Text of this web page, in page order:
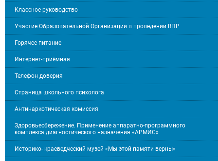
Классное руководство
Участие Образовательной Организации в проведении ВПР
Горячее питание
Интернет-приёмная
Телефон доверия
Страница школьного психолога
Антинаркотическая комиссия
Здоровьесбережение. Применение аппаратно-программного
комплекса диагностического назначения «АРМИС»
Историко- краеведческий музей «Мы этой памяти верны»